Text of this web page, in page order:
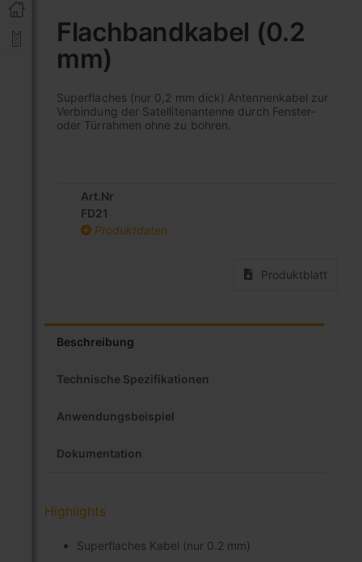
Flachbandkabel (0.2
mm)
Superflaches (nur 0,2 mm dick) Antennenkabel zur
Verbindung der Satellitenantenne durch Fenster-
oder Türrahmen ohne zu bohren.
Art.Nr
FD21
Produktdaten
Produktblatt
der
Bildgalerie
springen
Beschreibung
Technische Spezifikationen
Anwendungsbeispiel
Dokumentation
Highlights
Superflaches Kabel (nur 0.2 mm)